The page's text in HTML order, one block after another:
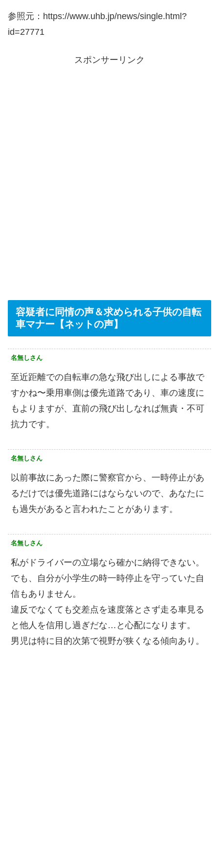
参照元：https://www.uhb.jp/news/single.html?
id=27771
スポンサーリンク
容疑者に同情の声＆求められる子供の自転
車マナー【ネットの声】
名無しさん
至近距離での自転車の急な飛び出しによる事故で
すかね〜乗用車側は優先道路であり、車の速度に
もよりますが、直前の飛び出しなれば無責・不可
抗力です。
名無しさん
以前事故にあった際に警察官から、一時停止があ
るだけでは優先道路にはならないので、あなたに
も過失があると言われたことがあります。
名無しさん
私がドライバーの立場なら確かに納得できない。
でも、自分が小学生の時一時停止を守っていた自
信もありません。
違反でなくても交差点を速度落とさず走る車見る
と他人を信用し過ぎだな…と心配になります。
男児は特に目的次第で視野が狭くなる傾向あり。